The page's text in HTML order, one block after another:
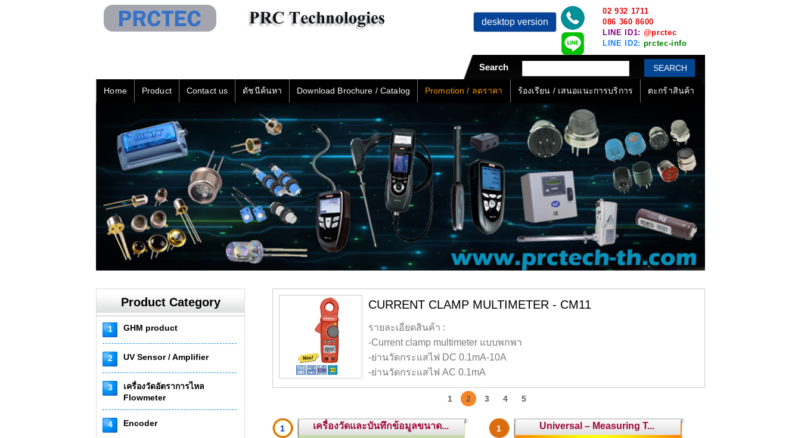
desktop version
02 932 1711
086 360 8600
LINE ID1: @prctec
LINE ID2: prctec-info
Search SEARCH
Home Product Contact us ดัชนีค้นหา Download Brochure / Catalog Promotion / ลดราคา ร้องเรียน / เสนอแนะการบริการ ตะกร้าสินค้า
Product Category
1 GHM product
2 UV Sensor / Amplifier
3
เครื่องวัดอัตราการไหล
Flowmeter
4 Encoder
CURRENT CLAMP MULTIMETER - CM11
รายละเอียดสินค้า :
-Current clamp multimeter แบบพกพา
-ย่านวัดกระแสไฟ DC 0.1mA-10A
-ย่านวัดกระแสไฟ AC 0.1mA
-20mA(process signal)
-ย่านวัดความต้านทานไฟฟ้า 0.1-500,000 โอห์ม
5
4
3
2
1
1 เครื่องวัดและบันทึกข้อมูลขนาด... 1 Universal – Measuring T...